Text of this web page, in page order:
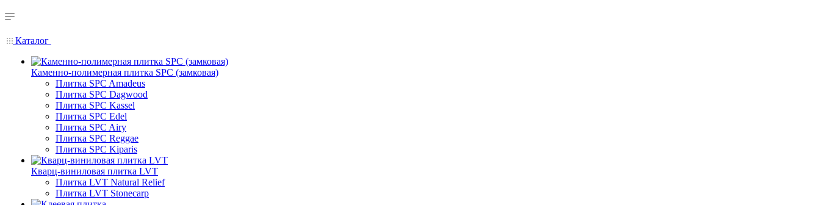
Каталог
Каменно-полимерная плитка SPC (замковая)
Плитка SPC Amadeus
Плитка SPC Dagwood
Плитка SPC Kassel
Плитка SPC Edel
Плитка SPC Airy
Плитка SPC Reggae
Плитка SPC Kiparis
Кварц-виниловая плитка LVT
Плитка LVT Natural Relief
Плитка LVT Stonecarp